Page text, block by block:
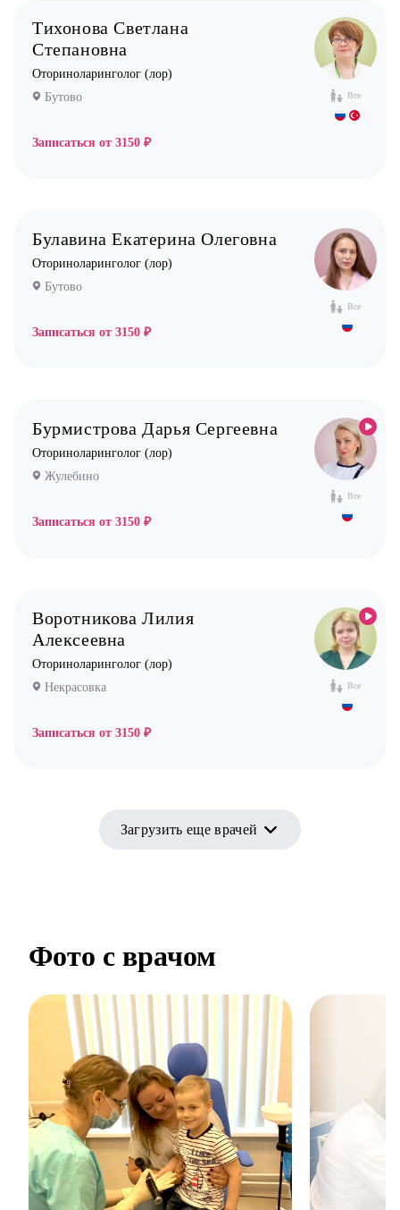
Все
Тихонова Светлана
Степановна
Оториноларинголог (лор)
Бутово
Записаться от 3150 ₽
Все
Булавина Екатерина Олеговна
Оториноларинголог (лор)
Бутово
Записаться от 3150 ₽
Все
Бурмистрова Дарья Сергеевна
Оториноларинголог (лор)
Жулебино
Записаться от 3150 ₽
Все
Воротникова Лилия
Алексеевна
Оториноларинголог (лор)
Некрасовка
Записаться от 3150 ₽
Загрузить еще врачей
Фото с врачом